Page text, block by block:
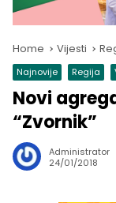
Home Vijesti
Najnovije Regija
Novi
“Zvornik”
Administrator
24/01/2018